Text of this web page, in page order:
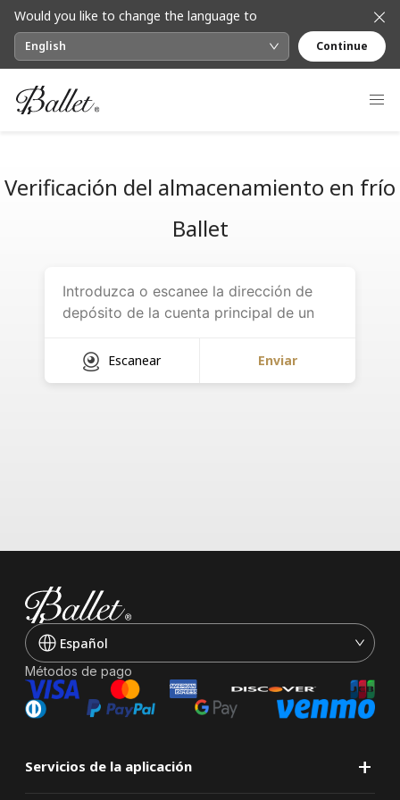
Would you like to change the language to
English Continue
Verificación del almacenamiento en frío
Ballet
Escanear Enviar
Español
Métodos de pago
+
Servicios de la aplicación